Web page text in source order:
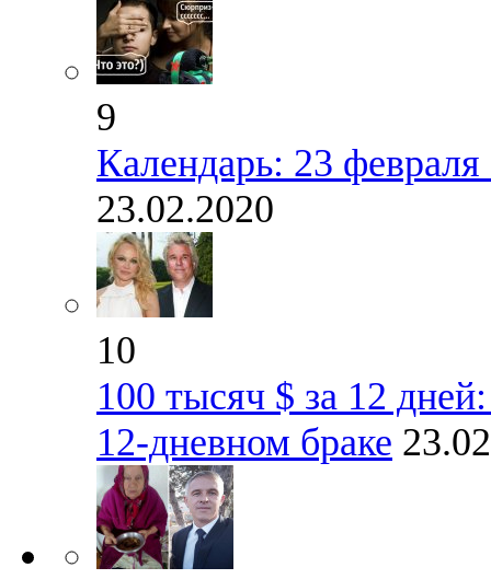
9
Календарь: 23
23.02.2020
10
100 тысяч $ за 12
12-дневном браке